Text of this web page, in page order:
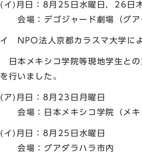
(イ)月日：8月25日水曜日，26日
会場：デゴジャード劇場（グア
イ NPO法人京都カラスマ大学に
日本メキシコ学院等現地学生との
を行いました。
(ア)月日：8月23日月曜日
会場：日本メキシコ学院（メキ
(イ)月日：8月25日水曜日
会場：グアダラハラ市内